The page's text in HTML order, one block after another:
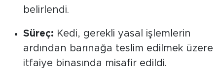
belirlendi.
Süreç: Kedi, gerekli yasal işlemlerin
ardından barınağa teslim edilmek üzere
itfaiye binasında misafir edildi.